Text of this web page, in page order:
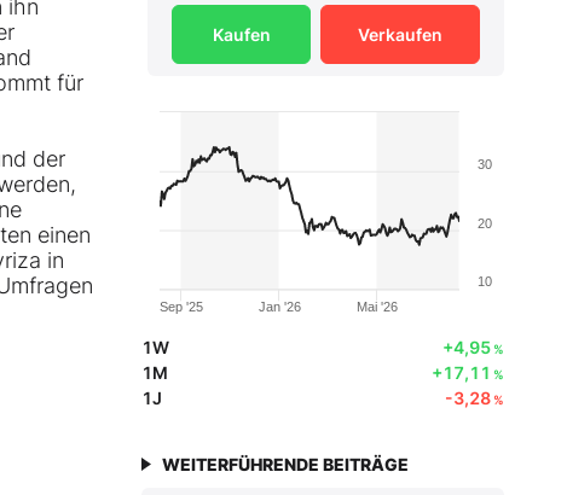
ihn
für
der
einen
in
Kaufen Verkaufen
Jan '26
Sep '25 Mai '26
10
20
30
1W +4,95%
1M +17,11 %
1J -3,28%
WEITERFÜHRENDE BEITRÄGE